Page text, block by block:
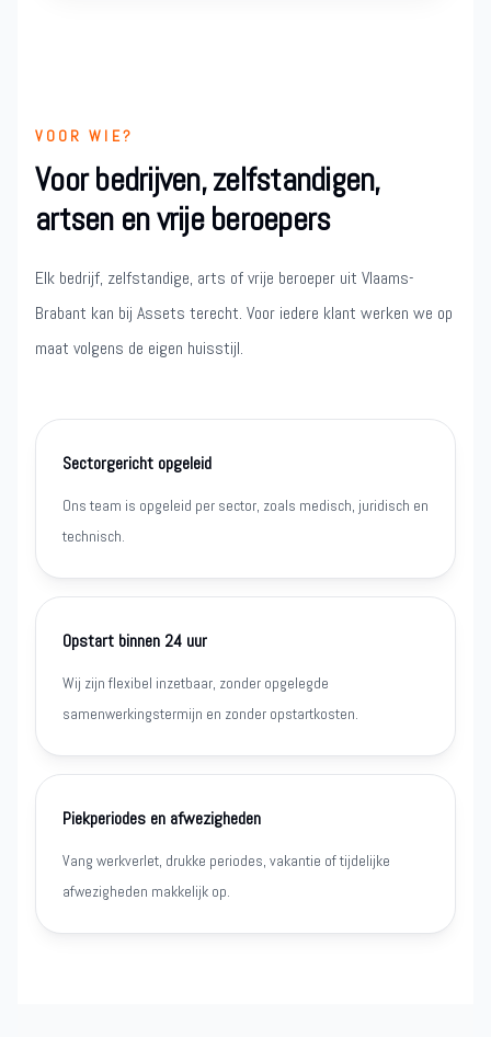
VOOR WIE?
Voor bedrijven, zelfstandigen,
artsen en vrije beroepers
Elk bedrijf, zelfstandige, arts of vrije beroeper uit Vlaams-
Brabant kan bij Assets terecht. Voor iedere klant werken we op
maat volgens de eigen huisstijl.
Sectorgericht opgeleid
Ons team is opgeleid per sector, zoals medisch, juridisch en
technisch.
Opstart binnen 24 uur
Wij zijn flexibel inzetbaar, zonder opgelegde
samenwerkingstermijn en zonder opstartkosten.
Piekperiodes en afwezigheden
Vang werkverlet, drukke periodes, vakantie of tijdelijke
afwezigheden makkelijk op.